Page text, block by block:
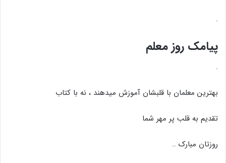
.
پیامک روز معلم
.
بهترین معلمان با قلبشان آموزش میدهند ، نه با کتاب
تقدیم به قلب پر مهر شما
روزتان مبارک ..